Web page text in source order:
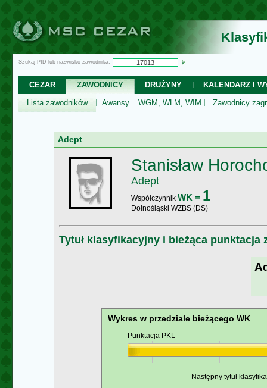
Szukaj PID lub nazwisko zawodnika:
CEZAR ZAWODNICY DRUŻYNY
KALENDARZ I
Lista zawodników
Awansy WGM, WLM, WIM Zawodnicy
Adept
Stanisław
Adept
Współczynnik WK = 1
Dolnośląski WZBS (DS)
Tytuł klasyfikacyjny i bieżąca punktacja
Wykres w przedziale bieżącego WK
Punktacja PKL
Następny tytuł